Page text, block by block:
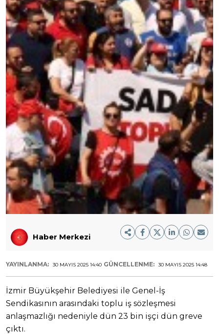
Haber Merkezi
YAYINLANMA: 30 MAYIS 2025 14:40 GÜNCELLENME: 30 MAYIS 2025 14:48
İzmir Büyükşehir Belediyesi ile Genel-İş
Sendikasının arasındaki toplu iş sözleşmesi
anlaşmazlığı nedeniyle dün 23 bin işçi dün greve
çıktı.